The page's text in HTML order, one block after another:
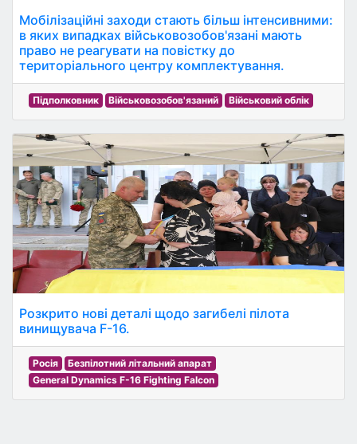
Мобілізаційні заходи стають більш інтенсивними:
в яких випадках військовозобов'язані мають
право не реагувати на повістку до
територіального центру комплектування.
Підполковник Військовозобов'язаний Військовий облік
Розкрито нові деталі щодо загибелі пілота
винищувача F-16.
Росія
Безпілотний літальний апарат
General Dynamics F-16 Fighting Falcon